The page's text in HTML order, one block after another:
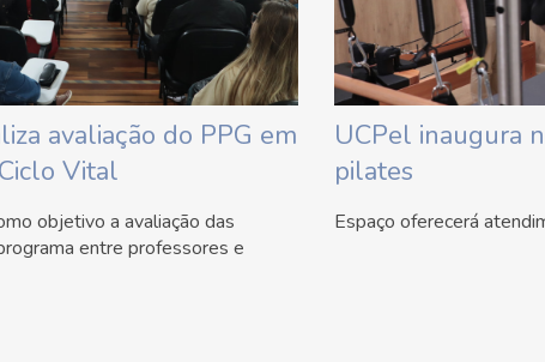
avaliação do PPG em
Vital
objetivo a avaliação das
entre professores e
UCPel inaugura
pilates
Espaço oferecerá